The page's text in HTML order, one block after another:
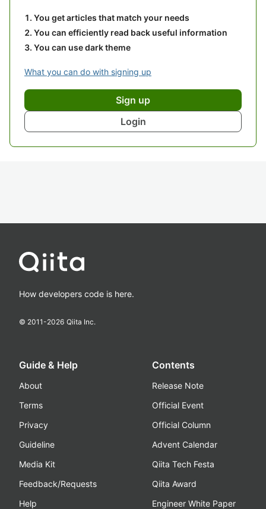
You get articles that match your needs
You can efficiently read back useful information
You can use dark theme
What you can do with signing up
Sign up
Login
How developers code is here.
© 2011-2026 Qiita Inc.
Guide & Help
About
Terms
Privacy
Guideline
Media Kit
Feedback/Requests
Help
Contents
Release Note
Official Event
Official Column
Advent Calendar
Qiita Tech Festa
Qiita Award
Engineer White Paper